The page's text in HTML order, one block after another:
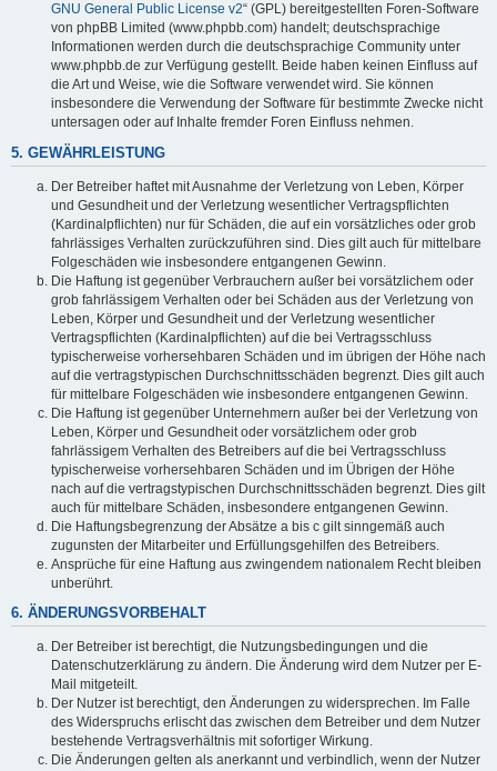
GNU General Public License v2“ (GPL) bereitgestellten Foren-Software
von phpBB Limited (www.phpbb.com) handelt; deutschsprachige
Informationen werden durch die deutschsprachige Community unter
www.phpbb.de zur Verfügung gestellt. Beide haben keinen Einfluss auf
die Art und Weise, wie die Software verwendet wird. Sie können
insbesondere die Verwendung der Software für bestimmte Zwecke nicht
untersagen oder auf Inhalte fremder Foren Einfluss nehmen.
5. GEWÄHRLEISTUNG
Der Betreiber haftet mit Ausnahme der Verletzung von Leben, Körper
und Gesundheit und der Verletzung wesentlicher Vertragspflichten
(Kardinalpflichten) nur für Schäden, die auf ein vorsätzliches oder grob
fahrlässiges Verhalten zurückzuführen sind. Dies gilt auch für mittelbare
Folgeschäden wie insbesondere entgangenen Gewinn.
Die Haftung ist gegenüber Verbrauchern außer bei vorsätzlichem oder
grob fahrlässigem Verhalten oder bei Schäden aus der Verletzung von
Leben, Körper und Gesundheit und der Verletzung wesentlicher
Vertragspflichten (Kardinalpflichten) auf die bei Vertragsschluss
typischerweise vorhersehbaren Schäden und im übrigen der Höhe nach
auf die vertragstypischen Durchschnittsschäden begrenzt. Dies gilt auch
für mittelbare Folgeschäden wie insbesondere entgangenen Gewinn.
Die Haftung ist gegenüber Unternehmern außer bei der Verletzung von
Leben, Körper und Gesundheit oder vorsätzlichem oder grob
fahrlässigem Verhalten des Betreibers auf die bei Vertragsschluss
typischerweise vorhersehbaren Schäden und im Übrigen der Höhe
nach auf die vertragstypischen Durchschnittsschäden begrenzt. Dies gilt
auch für mittelbare Schäden, insbesondere entgangenen Gewinn.
Die Haftungsbegrenzung der Absätze a bis c gilt sinngemäß auch
zugunsten der Mitarbeiter und Erfüllungsgehilfen des Betreibers.
Ansprüche für eine Haftung aus zwingendem nationalem Recht bleiben
unberührt.
6. ÄNDERUNGSVORBEHALT
Der Betreiber ist berechtigt, die Nutzungsbedingungen und die
Datenschutzerklärung zu ändern. Die Änderung wird dem Nutzer per E-
Mail mitgeteilt.
Der Nutzer ist berechtigt, den Änderungen zu widersprechen. Im Falle
des Widerspruchs erlischt das zwischen dem Betreiber und dem Nutzer
bestehende Vertragsverhältnis mit sofortiger Wirkung.
Die Änderungen gelten als anerkannt und verbindlich, wenn der Nutzer